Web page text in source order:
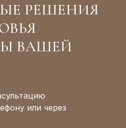
РЕШЕНИЯ
ВАШЕЙ
или через